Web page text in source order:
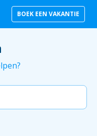
BOEK EEN VAKANTIE